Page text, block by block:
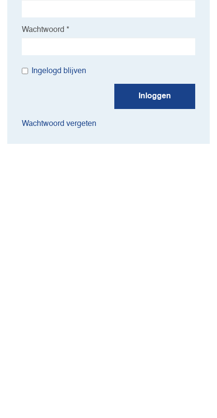
Wachtwoord *
Ingelogd blijven
Inloggen
Wachtwoord vergeten